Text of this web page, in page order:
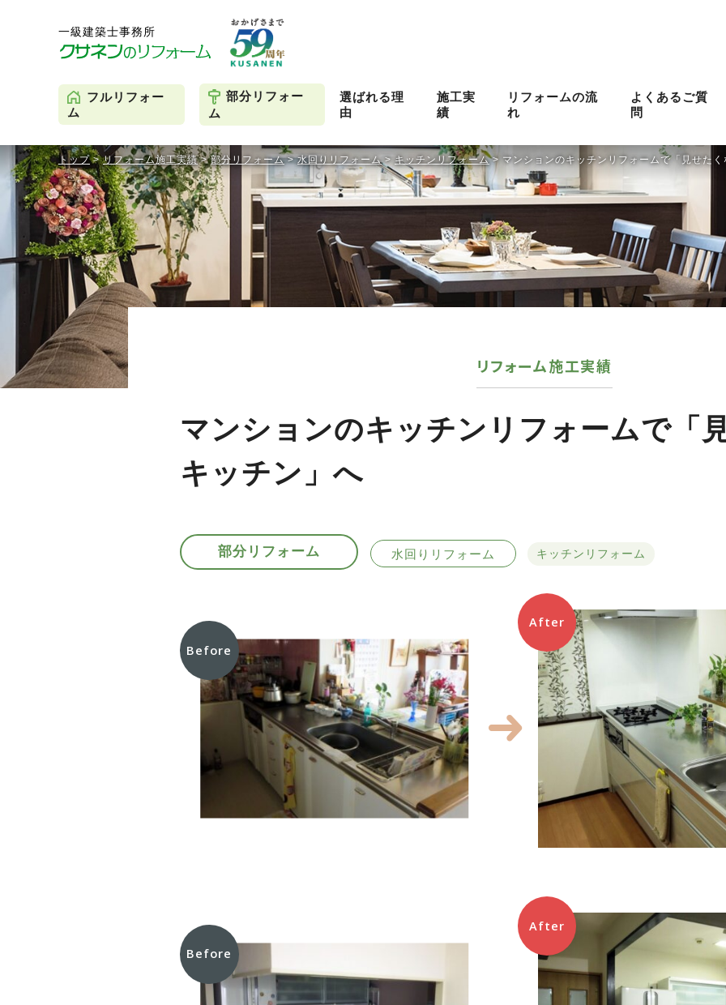
フルリフォー
ム
部分リフォー
ム
選ばれる理
由
施工実
績
リフォームの流
れ
よくあるご質
問
トップ>リフォーム施工実績>部分リフォーム>水回りリフォーム > キッチンリフォーム> マンションのキッチンリフォームで「見せた
リフォーム施工実績
マンションのキッチンリフォームで「
キッチン」へ
部分リフォーム 水回りリフォーム キッチンリフォーム
Before
After
Before
After